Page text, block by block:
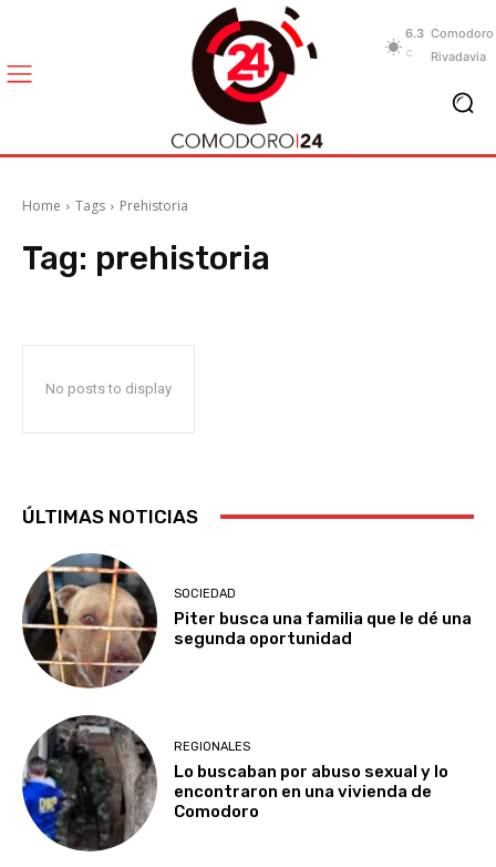
6.3
C
Comodoro
Rivadavia
Home Tags Prehistoria
Tag: prehistoria
No posts to display
ÚLTIMAS NOTICIAS
SOCIEDAD
Piter busca una familia que le dé una
segunda oportunidad
REGIONALES
Lo buscaban por abuso sexual y lo
encontraron en una vivienda de
Comodoro